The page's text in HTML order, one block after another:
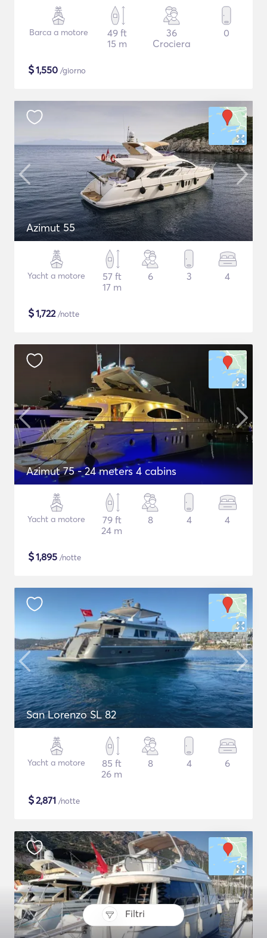
Filtri
Barca a motore
49 ft
15 m
36
Crociera
0
$1,550 /giorno
Azimut 55
Yacht a motore
57 ft
17 m
6 3 4
$1,722/notte
Azimut 75 - 24 meters 4 cabins
Yacht a motore
79 ft
24 m
8 4 4
$1,895 /notte
San Lorenzo SL 82
Yacht a motore
85 ft
26 m
8 4 6
$2,871 /notte